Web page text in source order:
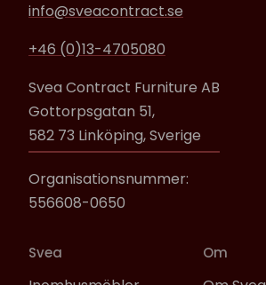
info@sveacontract.se
+46 (0)13-4705080
Svea Contract Furniture AB
Gottorpsgatan 51,
582 73 Linköping, Sverige
Organisationsnummer:
556608-0650
Svea Om